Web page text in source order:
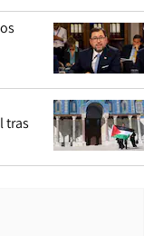
tras